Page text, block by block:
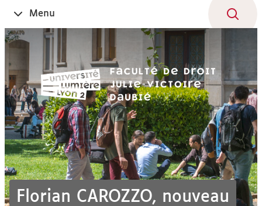
contenu
Ouvrir
le
Menu
Florian CAROZZO, nouveau